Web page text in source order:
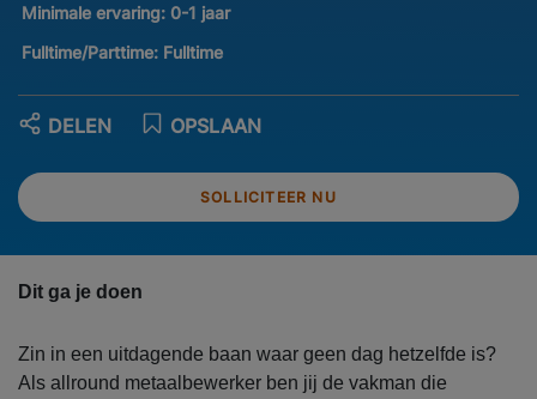
Minimale ervaring: 0-1 jaar
Fulltime/Parttime: Fulltime
SOLLICITEER NU
OPSLAAN
DELEN
Dit ga je doen
Zin in een uitdagende baan waar geen dag hetzelfde is?
Als allround metaalbewerker ben jij de vakman die